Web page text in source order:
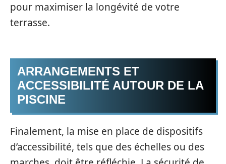
pour maximiser la longévité de votre
terrasse.
ARRANGEMENTS ET
ACCESSIBILITÉ AUTOUR DE LA
PISCINE
Finalement, la mise en place de dispositifs
d’accessibilité, tels que des échelles ou des